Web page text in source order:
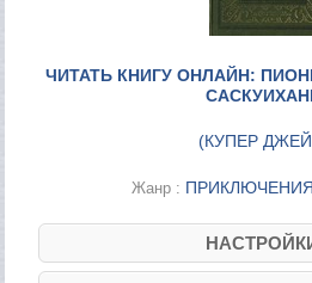
ЧИТАТЬ КНИГУ ОНЛАЙН:
(КУПЕР
Жанр :